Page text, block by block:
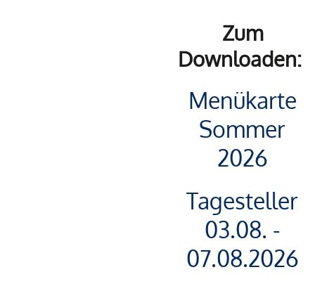
Zum
Downloaden:
Menükarte
Sommer
2026
Tagesteller
03.08. -
07.08.2026